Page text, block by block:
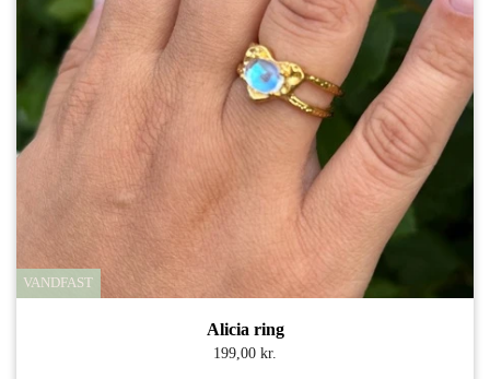
VANDFAST
Alicia ring
199,00 kr.